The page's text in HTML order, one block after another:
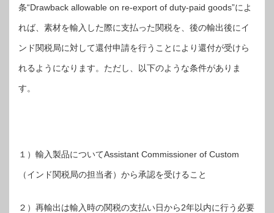
条“Drawback allowable on re-export of duty-paid goods”によ
れば、素材を輸入した際に支払った関税を、後の輸出後にイ
ンド関税局に対して還付申請を行うことにより還付が受けら
れるようになります。ただし、以下のような条件がありま
す。
１）輸入製品についてAssistant Commissioner of Custom
（インド関税局の担当者）から承認を受けること
２）再輸出は輸入時の関税の支払い日から2年以内に行う必要